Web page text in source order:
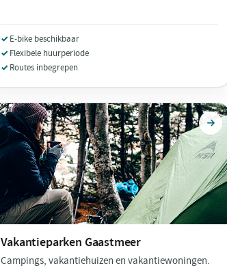
E-bike beschikbaar
Flexibele huurperiode
Routes inbegrepen
Vakantieparken Gaastmeer
Campings, vakantiehuizen en vakantiewoningen.